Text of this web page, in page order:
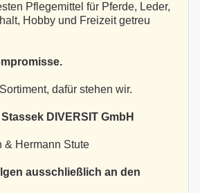
Pflegemittel für Pferde, Leder,
Hobby und Freizeit getreu
dafür stehen wir.
Stassek DIVERSIT GmbH
& Hermann Stute
ausschließlich an den